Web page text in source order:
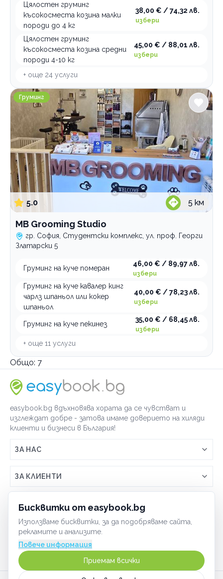
Бисквитки от easybook.bg
Използваме бисквитки, за да подобряваме сайта,
рекламите и анализите.
Повече информация
Приемам всички
Цялостен груминг
късокосместа козина малки
породи до 4 кг
38,00 € / 74,32 лв.
избери
Цялостен груминг
късокосместа козина средни
породи 4-10 кг
45,00 € / 88,01 лв.
избери
+ още 24 услуги
MB Grooming Studio
Груминг
5.0 5 км
MB Grooming Studio
гр. София, Студентски комплекс, ул. проф. Георги
Златарски 5
Груминг на куче померан
46,00 € / 89,97 лв.
избери
Груминг на куче кавалер кинг
чарлз шпаньол или кокер
шпаньол
40,00 € / 78,23 лв.
избери
Груминг на куче пекинез
35,00 € / 68,45 лв.
избери
+ още 11 услуги
Общо: 7
easybook.bg вдъхновява хората да се чувстват и
изглеждат добре - затова имаме доверието на хиляди
клиенти и бизнеси в България!
ЗА НАС
Връзка с easybook.bg
Как работи easybook
Често задавани въпроси
ЗА КЛИЕНТИ
Условия за ползване
GDPR политика
Сигурност
ЗА ТЪРГОВЦИ
Включи бизнеса си
Управлявай ефективно с easybook
ОБЩИ
Бисквитки
Начин на плащане